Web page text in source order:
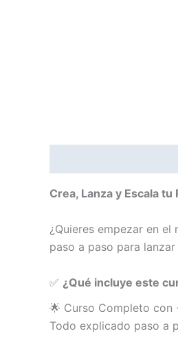
Crea, Lanza y Escala
¿Quieres empezar en
paso a paso para
✅ ¿Qué incluye este
🌟 Curso Completo con
Todo explicado paso a